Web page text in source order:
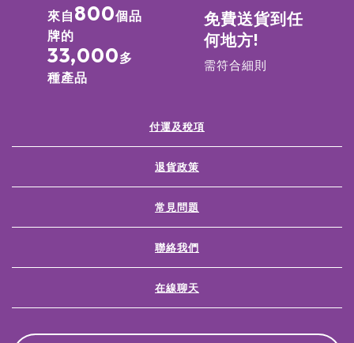
來自 800個品
牌的
33,000多
種產品
免費送貨到任
何地方!
需符合細則
付運及稅項
退貨政策
常見問題
聯絡我們
在線聊天